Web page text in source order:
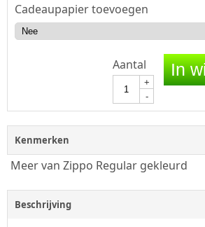
Cadeaupapier toevoegen
Aantal
+
-
In
Kenmerken
Meer van Zippo Regular gekleurd
Beschrijving